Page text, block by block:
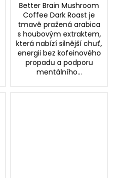
Better Brain Mushroom
Coffee Dark Roast je
tmavě pražená arabica
s houbovým extraktem,
která nabízí silnější chuť,
energii bez kofeinového
propadu a podporu
mentálního...